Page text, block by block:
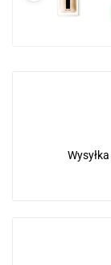
Wysyłka